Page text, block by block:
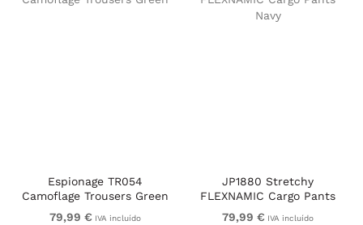
Espionage TR054
Camoflage Trousers Green
79,99 € IVA incluído
JP1880 Stretchy
FLEXNAMIC Cargo Pants
Navy
79,99 € IVA incluído